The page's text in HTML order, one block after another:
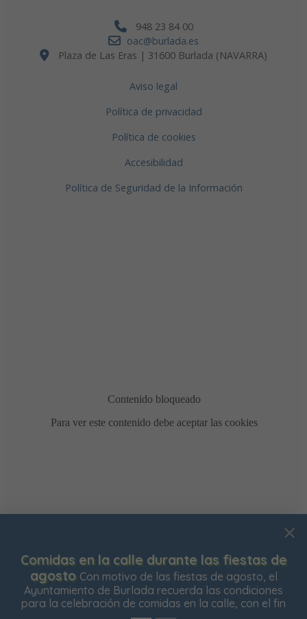
Comidas en la calle durante las fiestas de
agosto Con motivo de las fiestas de agosto, el
Ayuntamiento de Burlada recuerda las condiciones
para la celebración de comidas en la calle, con el fin
948 23 84 00
oac@burlada.es
Plaza de Las Eras | 31600 Burlada (NAVARRA)
Aviso legal
Política de privacidad
Política de cookies
Accesibilidad
Política de Seguridad de la Información
Usamos cookies para mejorar su experiencia de
navegación en nuestra web, para mostrarle contenidos
personalizados y analizar el tráfico de nuestra web.
Aceptar todas
Configurar